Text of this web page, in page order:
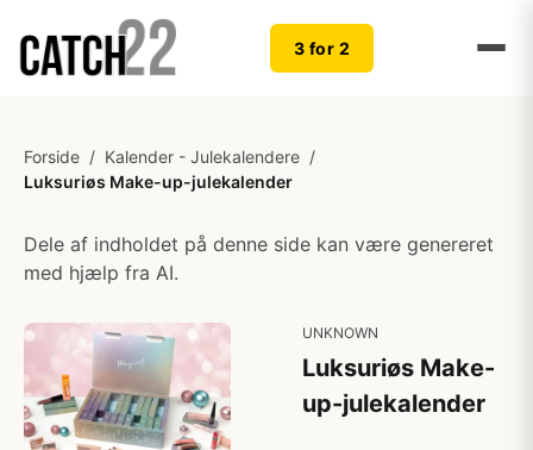
3 for 2
Forside / Kalender - Julekalendere /
Luksuriøs Make-up-julekalender
Dele af indholdet på denne side kan være genereret
med hjælp fra AI.
UNKNOWN
Luksuriøs Make-
up-julekalender